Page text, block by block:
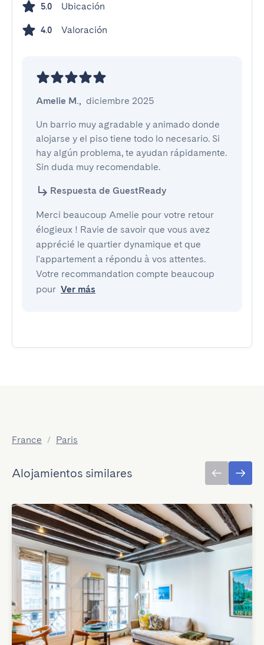
5.0 Ubicación
4.0 Valoración
Amelie M., diciembre 2025
Un barrio muy agradable y animado donde
alojarse y el piso tiene todo lo necesario. Si
hay algún problema, te ayudan rápidamente.
Sin duda muy recomendable.
Respuesta de GuestReady
Merci beaucoup Amelie pour votre retour
élogieux ! Ravie de savoir que vous avez
apprécié le quartier dynamique et que
l'appartement a répondu à vos attentes.
Votre recommandation compte beaucoup
pour Ver más
France / Paris
Alojamientos similares